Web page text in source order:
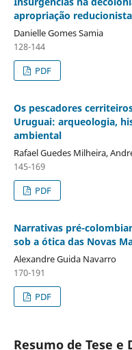
apropriação
Danielle Gomes Samia
128-144
PDF
Os pescadores
Uruguai: arqueologia,
ambiental
Rafael Guedes Milheira,
145-169
PDF
Narrativas pré-
sob a ótica das Novas
Alexandre Guida Navarro
170-191
PDF
Resumo de Tese e